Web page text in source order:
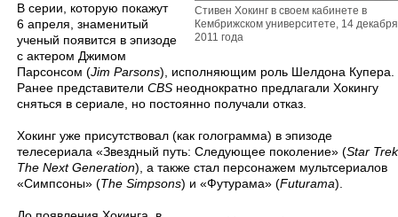
Стивен Хокинг в своем кабинете в
Кембрижском университете, 14 декабря
2011 года
​В серии, которую покажут
6 апреля, знаменитый
ученый появится в эпизоде
с актером Джимом
Парсонсом (Jim Parsons), исполняющим роль Шелдона Купера.
Ранее представители CBS неоднократно предлагали Хокингу
сняться в сериале, но постоянно получали отказ.
Хокинг уже присутствовал (как голограмма) в эпизоде
телесериала «Звездный путь: Следующее поколение» (Star
The Next Generation), а также стал персонажем мультсериалов
«Симпсоны» (The Simpsons) и «Футурама» (Futurama).